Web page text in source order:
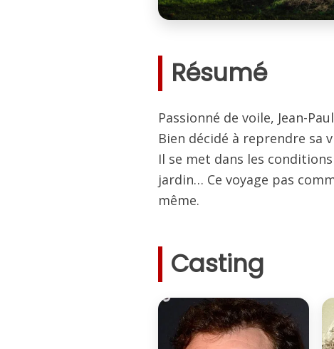
Résumé
Passionné de voile, Jean-
Bien décidé à reprendre sa
Il se met dans les
jardin… Ce voyage pas
même.
Casting